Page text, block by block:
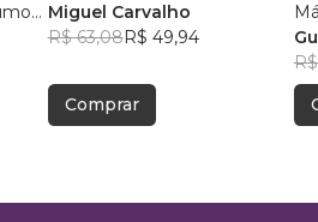
Miguel Carvalho
R$ 63,08R$ 49,94
Comprar